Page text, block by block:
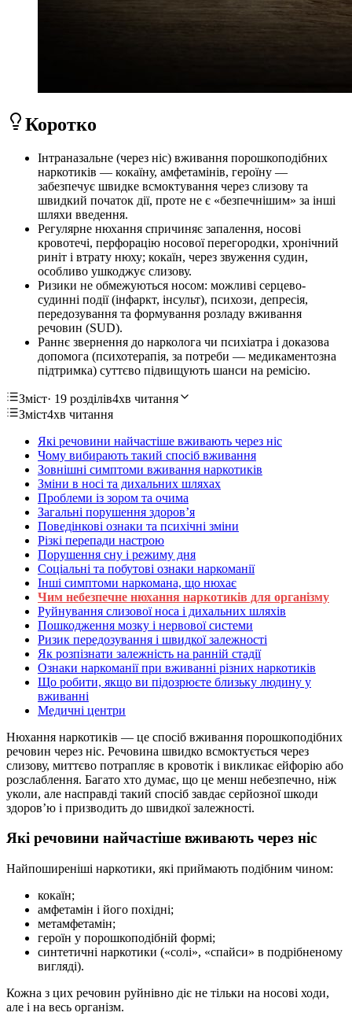
Коротко
Інтраназальне (через ніс) вживання порошкоподібних
наркотиків — кокаїну, амфетамінів, героїну —
забезпечує швидке всмоктування через слизову та
швидкий початок дії, проте не є «безпечнішим» за інші
шляхи введення.
Регулярне нюхання спричиняє запалення, носові
кровотечі, перфорацію носової перегородки, хронічний
риніт і втрату нюху; кокаїн, через звуження судин,
особливо ушкоджує слизову.
Ризики не обмежуються носом: можливі серцево-
судинні події (інфаркт, інсульт), психози, депресія,
передозування та формування розладу вживання
речовин (SUD).
Раннє звернення до нарколога чи психіатра і доказова
допомога (психотерапія, за потреби — медикаментозна
підтримка) суттєво підвищують шанси на ремісію.
Зміст· 19 розділів4хв читання
Зміст4хв читання
Які речовини найчастіше вживають через ніс
Чому вибирають такий спосіб вживання
Зовнішні симптоми вживання наркотиків
Зміни в носі та дихальних шляхах
Проблеми із зором та очима
Загальні порушення здоров’я
Поведінкові ознаки та психічні зміни
Різкі перепади настрою
Порушення сну і режиму дня
Соціальні та побутові ознаки наркоманії
Інші симптоми наркомана, що нюхає
Чим небезпечне нюхання наркотиків для організму
Руйнування слизової носа і дихальних шляхів
Пошкодження мозку і нервової системи
Ризик передозування і швидкої залежності
Як розпізнати залежність на ранній стадії
Ознаки наркоманії при вживанні різних наркотиків
Що робити, якщо ви підозрюєте близьку людину у
вживанні
Медичні центри
Нюхання наркотиків — це спосіб вживання порошкоподібних
речовин через ніс. Речовина швидко всмоктується через
слизову, миттєво потрапляє в кровотік і викликає ейфорію або
розслаблення. Багато хто думає, що це менш небезпечно, ніж
уколи, але насправді такий спосіб завдає серйозної шкоди
здоров’ю і призводить до швидкої залежності.
Які речовини найчастіше вживають через ніс
Найпоширеніші наркотики, які приймають подібним чином:
кокаїн;
амфетамін і його похідні;
метамфетамін;
героїн у порошкоподібній формі;
синтетичні наркотики («солі», «спайси» в подрібненому
вигляді).
Кожна з цих речовин руйнівно діє не тільки на носові ходи,
але і на весь організм.